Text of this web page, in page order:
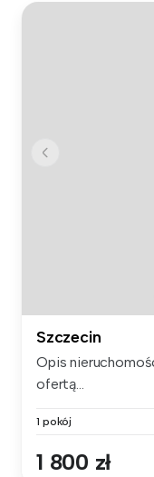
Szczecin
Opis
ofertą...
1 pokój
1 800 zł